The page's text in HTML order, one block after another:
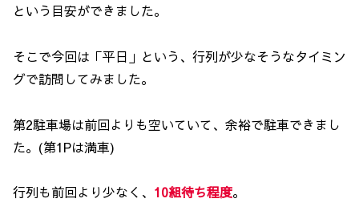
という目安ができました。
そこで今回は「平日」という、行列が少なそうなタイミン
グで訪問してみました。
第2駐車場は前回よりも空いていて、余裕で駐車できまし
た。(第1Pは満車)
行列も前回より少なく、 10組待ち程度。